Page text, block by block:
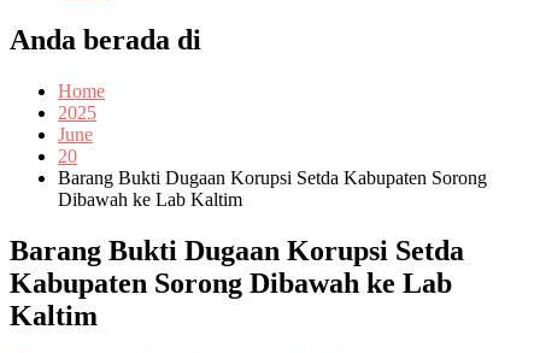
Anda berada di
Home
2025
June
20
Barang Bukti Dugaan Korupsi Setda Kabupaten Sorong
Dibawah ke Lab Kaltim
Barang Bukti Dugaan Korupsi Setda
Kabupaten Sorong Dibawah ke Lab
Kaltim